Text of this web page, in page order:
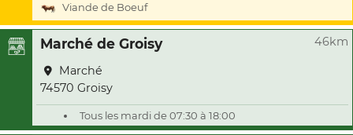
Viande de Boeuf
Marché de Groisy 46km
Marché
74570 Groisy
Tous les mardi de 07:30 à 18:00